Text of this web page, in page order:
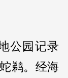
公园记录
鹈。经海